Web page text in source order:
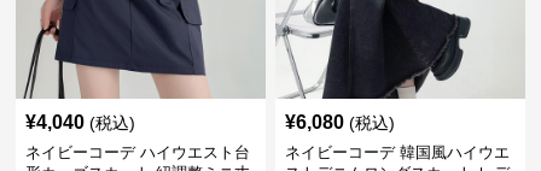
¥4,040 (税込)
ネイビーコーデ ハイウエスト台
¥6,080 (税込)
ネイビーコーデ 韓国風ハイウエ